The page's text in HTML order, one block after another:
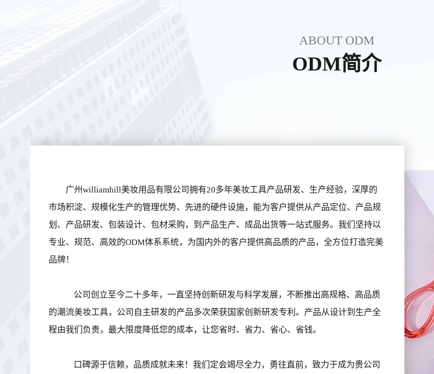
ABOUT ODM
ODM简介
广州williamhill美妆用品有限公司拥有20多年美妆工具产品研发、生产经验，深厚的
市场积淀、规模化生产的管理优势、先进的硬件设施，能为客户提供从产品定位、产品规
划、产品研发、包装设计、包材采购，到产品生产、成品出货等一站式服务。我们坚持以
专业、规范、高效的ODM体系系统，为国内外的客户提供高品质的产品，全方位打造完美
品牌！
公司创立至今二十多年，一直坚持创新研发与科学发展，不断推出高规格、高品质
的潮流美妆工具，公司自主研发的产品多次荣获国家创新研发专利。产品从设计到生产全
程由我们负责，最大限度降低您的成本，让您省时、省力、省心、省钱。
口碑源于信赖，品质成就未来！我们定会竭尽全力，勇往直前，致力于成为贵公司